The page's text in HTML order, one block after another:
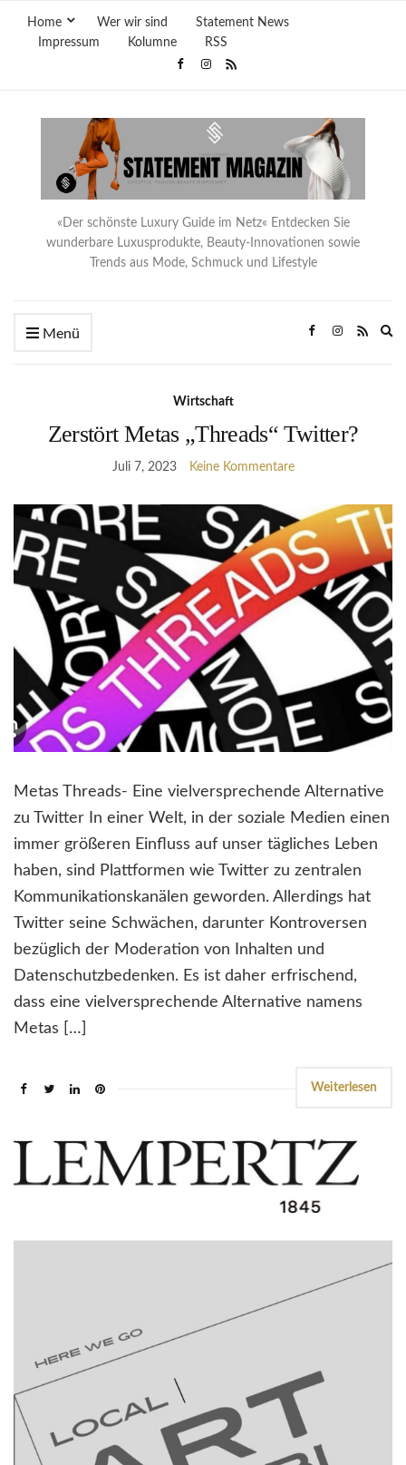
Home Wer wir sind
Statement News
Impressum
Kolumne RSS
«Der schönste Luxury Guide im Netz« Entdecken Sie
wunderbare Luxusprodukte, Beauty-Innovationen sowie
Trends aus Mode, Schmuck und Lifestyle
Menü
Wirtschaft
Zerstört Metas „Threads“ Twitter?
Juli 7, 2023 Keine Kommentare
Metas Threads- Eine vielversprechende Alternative
zu Twitter In einer Welt, in der soziale Medien einen
immer größeren Einfluss auf unser tägliches Leben
haben, sind Plattformen wie Twitter zu zentralen
Kommunikationskanälen geworden. Allerdings hat
Twitter seine Schwächen, darunter Kontroversen
bezüglich der Moderation von Inhalten und
Datenschutzbedenken. Es ist daher erfrischend,
dass eine vielversprechende Alternative namens
Metas […]
Weiterlesen